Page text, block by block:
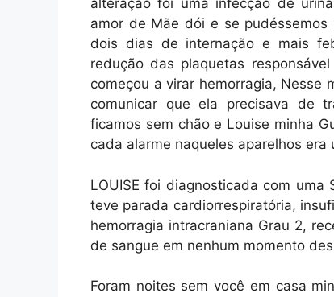
alteração foi uma infecção de
amor de Mãe dói e se
dois dias de internação e mais
redução das plaquetas
começou a virar hemorragia, Nesse
comunicar que ela precisava de
ficamos sem chão e Louise minha
cada alarme naqueles aparelhos era
LOUISE foi diagnosticada com uma
teve parada cardiorrespiratória,
hemorragia intracraniana Grau 2,
de sangue em nenhum momento
Foram noites sem você em casa